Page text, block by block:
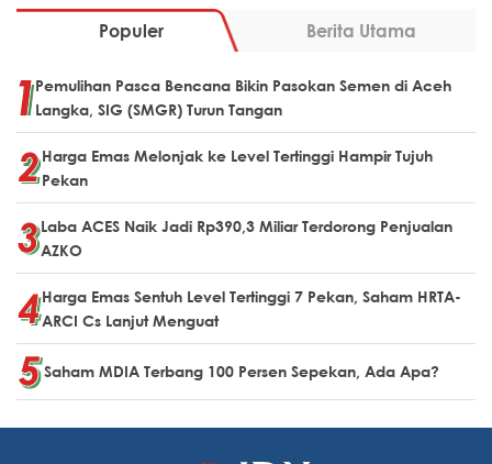
Populer Berita Utama
Pemulihan Pasca Bencana Bikin Pasokan Semen di Aceh
Langka, SIG (SMGR) Turun Tangan
Harga Emas Melonjak ke Level Tertinggi Hampir Tujuh
Pekan
Laba ACES Naik Jadi Rp390,3 Miliar Terdorong Penjualan
AZKO
Harga Emas Sentuh Level Tertinggi 7 Pekan, Saham HRTA-
ARCI Cs Lanjut Menguat
Saham MDIA Terbang 100 Persen Sepekan, Ada Apa?